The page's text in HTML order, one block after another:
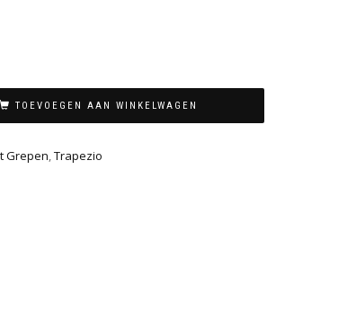
TOEVOEGEN AAN WINKELWAGEN
Grepen,Trapezio